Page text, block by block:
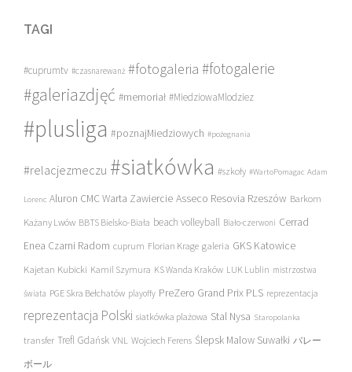
TAGI
#cuprumtv #czasnarewanż #fotogaleria #fotogalerie
#galeriazdjęć #memoriał #MiedziowaMlodziez
#plusliga #poznajMiedziowych #pożegnania
#relacjezmeczu #siatkówka #szkoły #WartoPomagac Adam
Lorenc Aluron CMC Warta Zawiercie Asseco Resovia Rzeszów Barkom
Każany Lwów BBTS Bielsko-Biała beach volleyball Biało-czerwoni Cerrad
Enea Czarni Radom cuprum Florian Krage galeria GKS Katowice
Kajetan Kubicki Kamil Szymura KS Wanda Kraków LUK Lublin mistrzostwa
świata PGE Skra Bełchatów playoffy PreZero Grand Prix PLS reprezentacja
reprezentacja Polski siatkówka plażowa Stal Nysa Staropolanka
transfer Trefl Gdańsk VNL Wojciech Ferens Ślepsk Malow Suwałki バレー
ボール